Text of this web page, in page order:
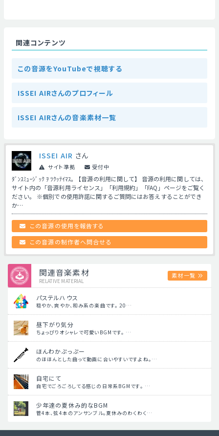
関連コンテンツ
この音源をYouTubeで視聴する
ISSEI AIRさんのプロフィール
ISSEI AIRさんの音楽素材一覧
ISSEI AIR さん
サイト準拠 受付中
ﾀﾞﾝｽﾐｭｰｼﾞｯｸ ｦ ﾂｸｯﾃｲﾏｽ｡ 【音源の利用に関して】 音源の利用に関しては、
サイト内の「音源利用ライセンス」「利用規約」「FAQ」ページをご覧く
ださい。 ※個別での使用許諾に関するご質問にはお答えすることができ
か…
この音源の使用を報告する
この音源の制作者へ問合せる
関連音楽素材
RELATIVE MATERIAL
素材一覧
パステルハウス
穏やか、爽やか、和み系の楽曲です。 20…
昼下がり気分
ちょっぴりオシャレで可愛いBGMです。 …
ほんわかぷっぷー
のほほんとした曲って動画に合いやすいですよね。…
自宅にて
自宅でごろごろしてる感じの日常系BGMです。 …
少年達の夏休み的なBGM
管4本、弦4本のアンサンブル。夏休みのわくわく…